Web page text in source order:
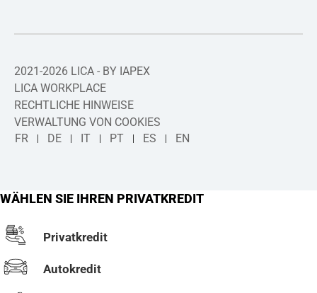
2021-2026 LICA - BY IAPEX
LICA WORKPLACE
RECHTLICHE HINWEISE
VERWALTUNG VON COOKIES
FR
DE IT PT ES EN
WÄHLEN SIE IHREN PRIVATKREDIT
Privatkredit
Autokredit